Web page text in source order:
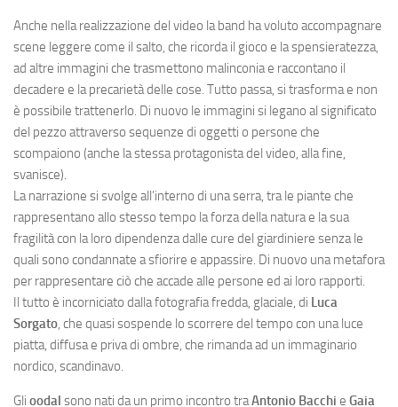
Anche nella realizzazione del video la band ha voluto accompagnare
scene leggere come il salto, che ricorda il gioco e la spensieratezza,
ad altre immagini che trasmettono malinconia e raccontano il
decadere e la precarietà delle cose. Tutto passa, si trasforma e non
è possibile trattenerlo. Di nuovo le immagini si legano al significato
del pezzo attraverso sequenze di oggetti o persone che
scompaiono (anche la stessa protagonista del video, alla fine,
svanisce).
La narrazione si svolge all’interno di una serra, tra le piante che
rappresentano allo stesso tempo la forza della natura e la sua
fragilità con la loro dipendenza dalle cure del giardiniere senza le
quali sono condannate a sfiorire e appassire. Di nuovo una metafora
per rappresentare ciò che accade alle persone ed ai loro rapporti.
Il tutto è incorniciato dalla fotografia fredda, glaciale, di Luca
Sorgato, che quasi sospende lo scorrere del tempo con una luce
piatta, diffusa e priva di ombre, che rimanda ad un immaginario
nordico, scandinavo.
Gli oodal sono nati da un primo incontro traAntonio Bacchi e Gaia